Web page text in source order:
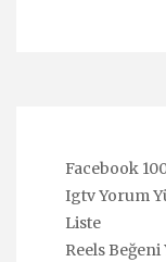
Facebook
Igtv Yorum
Liste
Reels